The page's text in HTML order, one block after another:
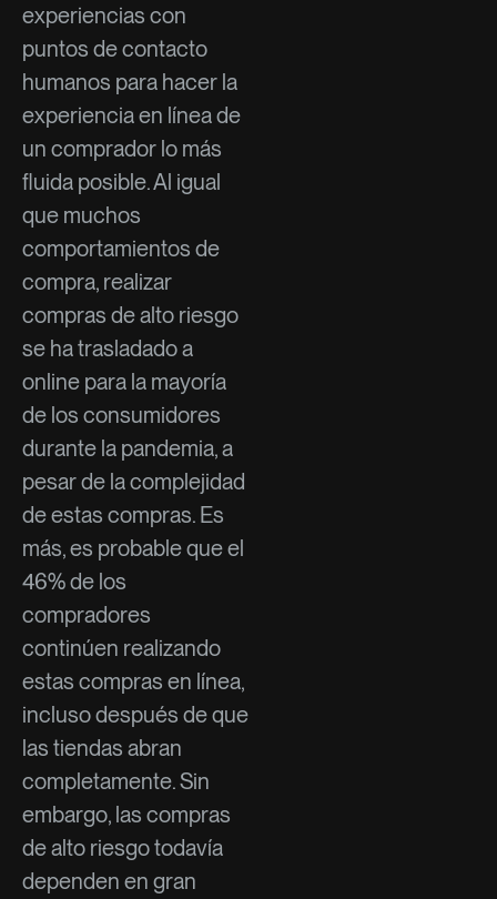
experiencias con
puntos de contacto
humanos para hacer la
experiencia en línea de
un comprador lo más
fluida posible. Al igual
que muchos
comportamientos de
compra, realizar
compras de alto riesgo
se ha trasladado a
online para la mayoría
de los consumidores
durante la pandemia, a
pesar de la complejidad
de estas compras. Es
más, es probable que el
46% de los
compradores
continúen realizando
estas compras en línea,
incluso después de que
las tiendas abran
completamente. Sin
embargo, las compras
de alto riesgo todavía
dependen en gran